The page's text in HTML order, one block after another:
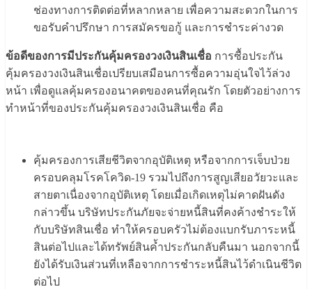
ช่องทางการติดต่อที่หลากหลาย เพื่อความสะดวกในการ
ขอรับคำปรึกษา การสมัครขอกู้ และการชำระค่างวด
ข้อดีของการมีประกันคุ้มครองวงเงินสินเชื่อ การซื้อประกัน
คุ้มครองวงเงินสินเชื่อเปรียบเสมือนการซื้อความอุ่นใจไว้ล่วง
หน้า เพื่อดูแลคุ้มครองอนาคตของคนที่คุณรัก โดยตัวอย่างการ
ทำหน้าที่ของประกันคุ้มครองวงเงินสินเชื่อ คือ
คุ้มครองการเสียชีวิตจากอุบัติเหตุ หรือจากการเจ็บป่วย
ครอบคลุมโรคโควิด-19 รวมไปถึงการสูญเสียอวัยวะและ
สายตาเนื่องจากอุบัติเหตุ โดยเมื่อเกิดเหตุไม่คาดฝันดัง
กล่าวขึ้น บริษัทประกันภัยจะจ่ายหนี้สินที่คงค้างชำระให้
กับบริษัทสินเชื่อ ทำให้ครอบครัวไม่ต้องแบกรับภาระหนี้
สินต่อไปและได้ทรัพย์สินค้ำประกันกลับคืนมา นอกจากนี้
ยังได้รับเงินส่วนที่เหลือจากการชำระหนี้สินไว้ดำเนินชีวิต
ต่อไป